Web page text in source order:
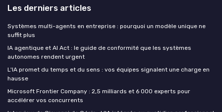
Les derniers articles
Systèmes multi-agents en entreprise : pourquoi un modèle unique ne
suffit plus
IA agentique et AI Act : le guide de conformité que les systèmes
autonomes rendent urgent
L'IA promet du temps et du sens : vos équipes signalent une charge en
hausse
Microsoft Frontier Company : 2,5 milliards et 6 000 experts pour
accélérer vos concurrents